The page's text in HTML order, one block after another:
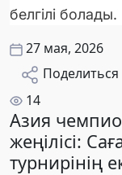
белгілі болады.
27 мая, 2026
Поделиться
14
Азия
жеңілісі:
турнирінің